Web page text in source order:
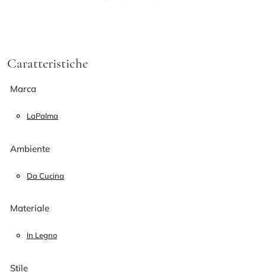
Caratteristiche
Marca
LaPalma
Ambiente
Da Cucina
Materiale
In Legno
Stile